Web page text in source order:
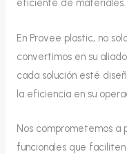
eficiente de materiales.
En Provee plastic, no
convertimos en su
cada solución esté
la eficiencia en su
Nos comprometemos a
funcionales que